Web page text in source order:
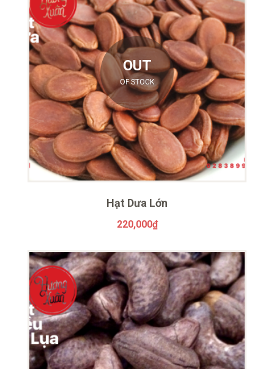
OUT
OF STOCK
Hạt Dưa Lớn
220,000₫